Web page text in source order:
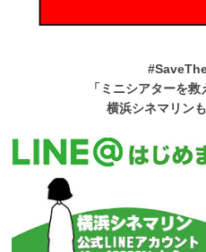
「ミニシアターを
横浜シネマリン